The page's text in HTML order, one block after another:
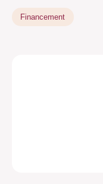
Financement